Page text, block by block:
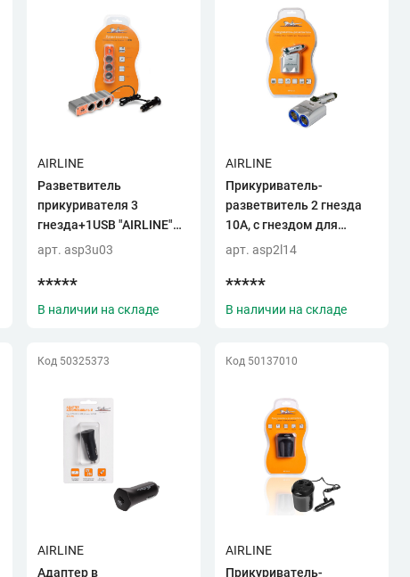
AIRLINE
Разветвитель
прикуривателя 3
гнезда+1USB "AIRLINE"
(ASP-3U-03)
арт. asp3u03
*****
В наличии на складе
AIRLINE
Прикуриватель-
разветвитель 2 гнезда
10А, с гнездом для
прикуривателя (ASP-2L-
арт. asp2l14
*****
В наличии на складе
Код 50325373
AIRLINE
Адаптер в
Код 50137010
AIRLINE
Прикуриватель-